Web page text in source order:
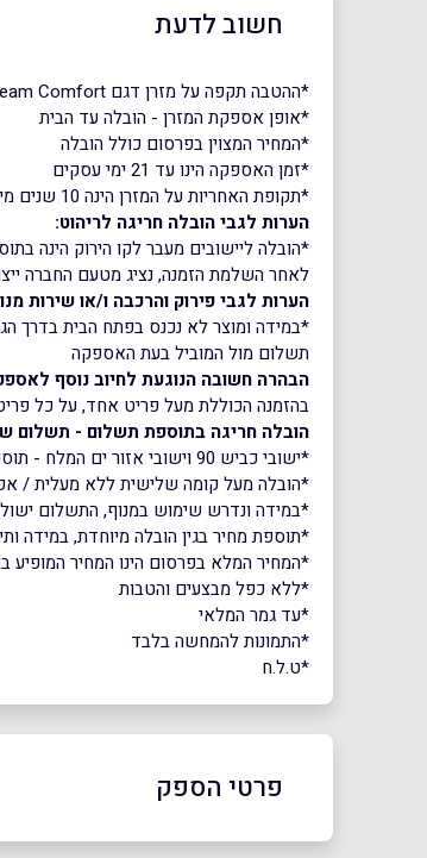
חשוב לדעת
*ההטבה תקפה על מזרן דגם iDream Comfort במידה 160X200 בלבד
*אופן אספקת המזרן - הובלה עד הבית
*המחיר המצוין בפרסום כולל הובלה
*זמן האספקה הינו עד 21 ימי עסקים
*תקופת האחריות על המזרן הינה 10 שנים מיום האספקה
הערות לגבי הובלה חריגה לריהוט:
*הובלה ליישובים מעבר לקו הירוק הינה בתוספת ₪150, הובלה ליישובי אילת (מאזור שדה בוקר ודרומה) הינה
לאחר השלמת הזמנה, נציג מטעם החברה
הערות לגבי פירוק והרכבה ו/או שירות
*במידה ומוצר לא נכנס בפתח הבית בדרך
תשלום מול המוביל בעת האספקה
הבהרה חשובה הנוגעת לחיוב נוסף
בהזמנה הכוללת מעל פריט אחד, על כל
הובלה חריגה בתוספת תשלום - תשלום
*ישובי כביש 90 וישובי אזור ים המלח - תוספת מחיר בהצעת מחיר ישירה מול הספק
*הובלה מעל קומה שלישית ללא מעלית /
*במידה ונדרש שימוש במנוף, התשלום
*תוספת מחיר בגין הובלה מיוחדת, במידה
*המחיר המלא בפרסום הינו המחיר המופיע
*ללא כפל מבצעים והטבות
*עד גמר המלאי
*התמונות להמחשה בלבד
*ט.ל.ח
פרטי הספק